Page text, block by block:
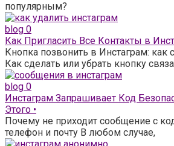
популярным?
blog 0
Как Пригласить Все Контакты в
Кнопка позвонить в Инстаграм: как
Как сделать или убрать кнопку
blog 0
Инстаграм Запрашивает Код
Этого •
Почему не приходит сообщение с
телефон и почту В любом случае,